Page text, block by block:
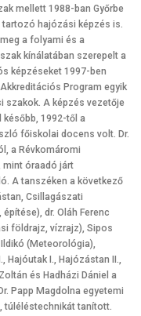
mellett 1988-ban Győrbe
hajózási képzés is.
a folyami és a
kínálatában szerepelt a
képzéseket 1997-ben
Program egyik
szakok. A képzés vezetője
1992-től a
főiskolai docens volt. Dr.
a Révkomáromi
mint óraadó járt
A tanszéken a következő
Csillagászati
dr. Oláh Ferenc
földrajz, vízrajz), Sipos
(Meteorológia),
Hajóutak I., Hajózástan II.,
és Hadházi Dániel a
Papp Magdolna egyetemi
túléléstechnikát tanított.